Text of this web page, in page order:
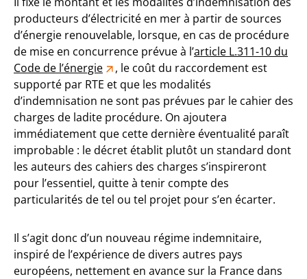
producteurs d’électricité en mer à partir de sources
d’énergie renouvelable, lorsque, en cas de procédure
de mise en concurrence prévue à l’article L.311-10 du
Code de l’énergie
, le coût du raccordement est
supporté par RTE et que les modalités
d’indemnisation ne sont pas prévues par le cahier des
charges de ladite procédure. On ajoutera
immédiatement que cette dernière éventualité paraît
improbable : le décret établit plutôt un standard dont
les auteurs des cahiers des charges s’inspireront
pour l’essentiel, quitte à tenir compte des
particularités de tel ou tel projet pour s’en écarter.
Il s’agit donc d’un nouveau régime indemnitaire,
inspiré de l’expérience de divers autres pays
européens, nettement en avance sur la France dans